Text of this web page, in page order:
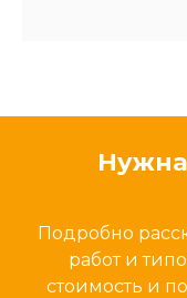
Подробно
работ и
стоимость и